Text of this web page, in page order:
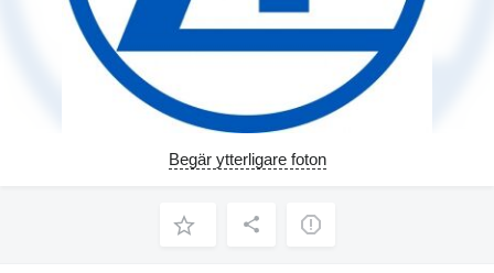
Begär ytterligare foton